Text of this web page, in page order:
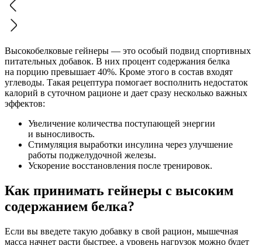
Высокобелковые гейнеры — это особый подвид спортивных
питательных добавок. В них процент содержания белка
на порцию превышает 40%. Кроме этого в состав входят
углеводы. Такая рецептура помогает восполнить недостаток
калорий в суточном рационе и дает сразу несколько важных
эффектов:
Увеличение количества поступающей энергии
и выносливость.
Стимуляция выработки инсулина через улучшение
работы поджелудочной железы.
Ускорение восстановления после тренировок.
Как принимать гейнеры с высоким
содержанием белка?
Если вы введете такую добавку в свой рацион, мышечная
масса начнет расти быстрее, а уровень нагрузок можно будет